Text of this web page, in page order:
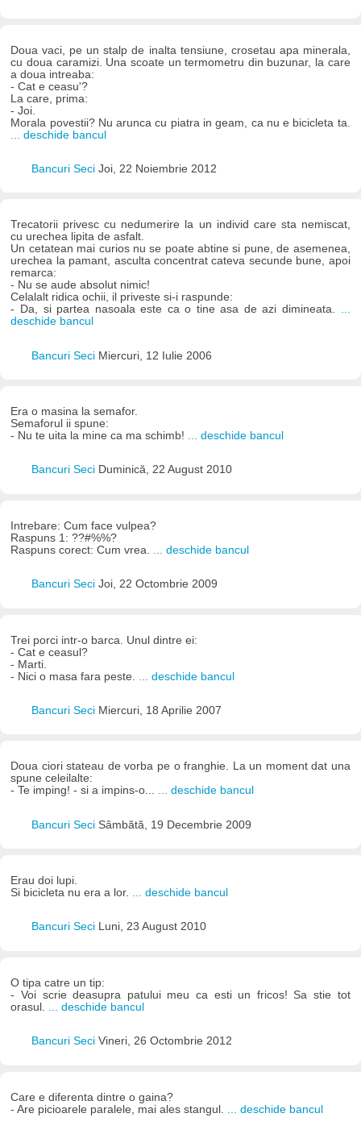
Doua vaci, pe un stalp de inalta tensiune, crosetau apa minerala,
cu doua caramizi. Una scoate un termometru din buzunar, la care
a doua intreaba:
- Cat e ceasu'?
La care, prima:
- Joi.
Morala povestii? Nu arunca cu piatra in geam, ca nu e bicicleta ta.
... deschide bancul
Bancuri Seci Joi, 22 Noiembrie 2012
Trecatorii privesc cu nedumerire la un individ care sta nemiscat,
cu urechea lipita de asfalt.
Un cetatean mai curios nu se poate abtine si pune, de asemenea,
urechea la pamant, asculta concentrat cateva secunde bune, apoi
remarca:
- Nu se aude absolut nimic!
Celalalt ridica ochii, il priveste si-i raspunde:
- Da, si partea nasoala este ca o tine asa de azi dimineata. ...
deschide bancul
Bancuri Seci Miercuri, 12 Iulie 2006
Era o masina la semafor.
Semaforul ii spune:
- Nu te uita la mine ca ma schimb! ... deschide bancul
Bancuri Seci Duminică, 22 August 2010
Intrebare: Cum face vulpea?
Raspuns 1: ??#%%?
Raspuns corect: Cum vrea.
... deschide bancul
Bancuri Seci Joi, 22 Octombrie 2009
Trei porci intr-o barca. Unul dintre ei:
- Cat e ceasul?
- Marti.
- Nici o masa fara peste.
... deschide bancul
Bancuri Seci Miercuri, 18 Aprilie 2007
Doua ciori stateau de vorba pe o franghie. La un moment dat una
spune celeilalte:
- Te imping! - si a impins-o... ... deschide bancul
Bancuri Seci Sâmbătă, 19 Decembrie 2009
Erau doi lupi.
Si bicicleta nu era a lor. ... deschide bancul
Bancuri Seci Luni, 23 August 2010
O tipa catre un tip:
- Voi scrie deasupra patului meu ca esti un fricos! Sa stie tot
orasul.
... deschide bancul
Bancuri Seci Vineri, 26 Octombrie 2012
Care e diferenta dintre o gaina?
- Are picioarele paralele, mai ales stangul.
... deschide bancul